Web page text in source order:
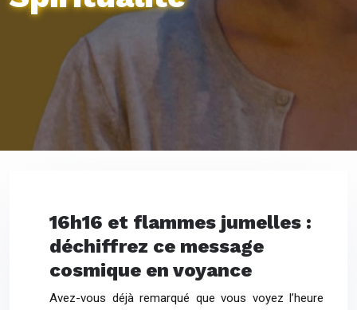
16h16 et flammes jumelles :
déchiffrez ce message
cosmique en voyance
Avez-vous déjà remarqué que vous voyez l’heure